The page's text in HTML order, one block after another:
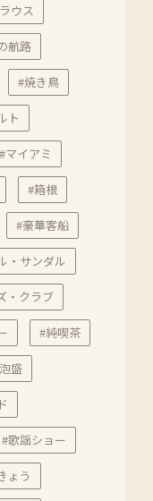
ウス
航路
#焼き鳥
ト
#マイアミ
#箱根
#豪華客船
・サンダル
・クラブ
#純喫茶
盛
#歌謡ショー
ょう